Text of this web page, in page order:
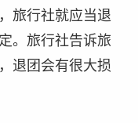
旅行社就应当退
。旅行社告诉旅
退团会有很大损